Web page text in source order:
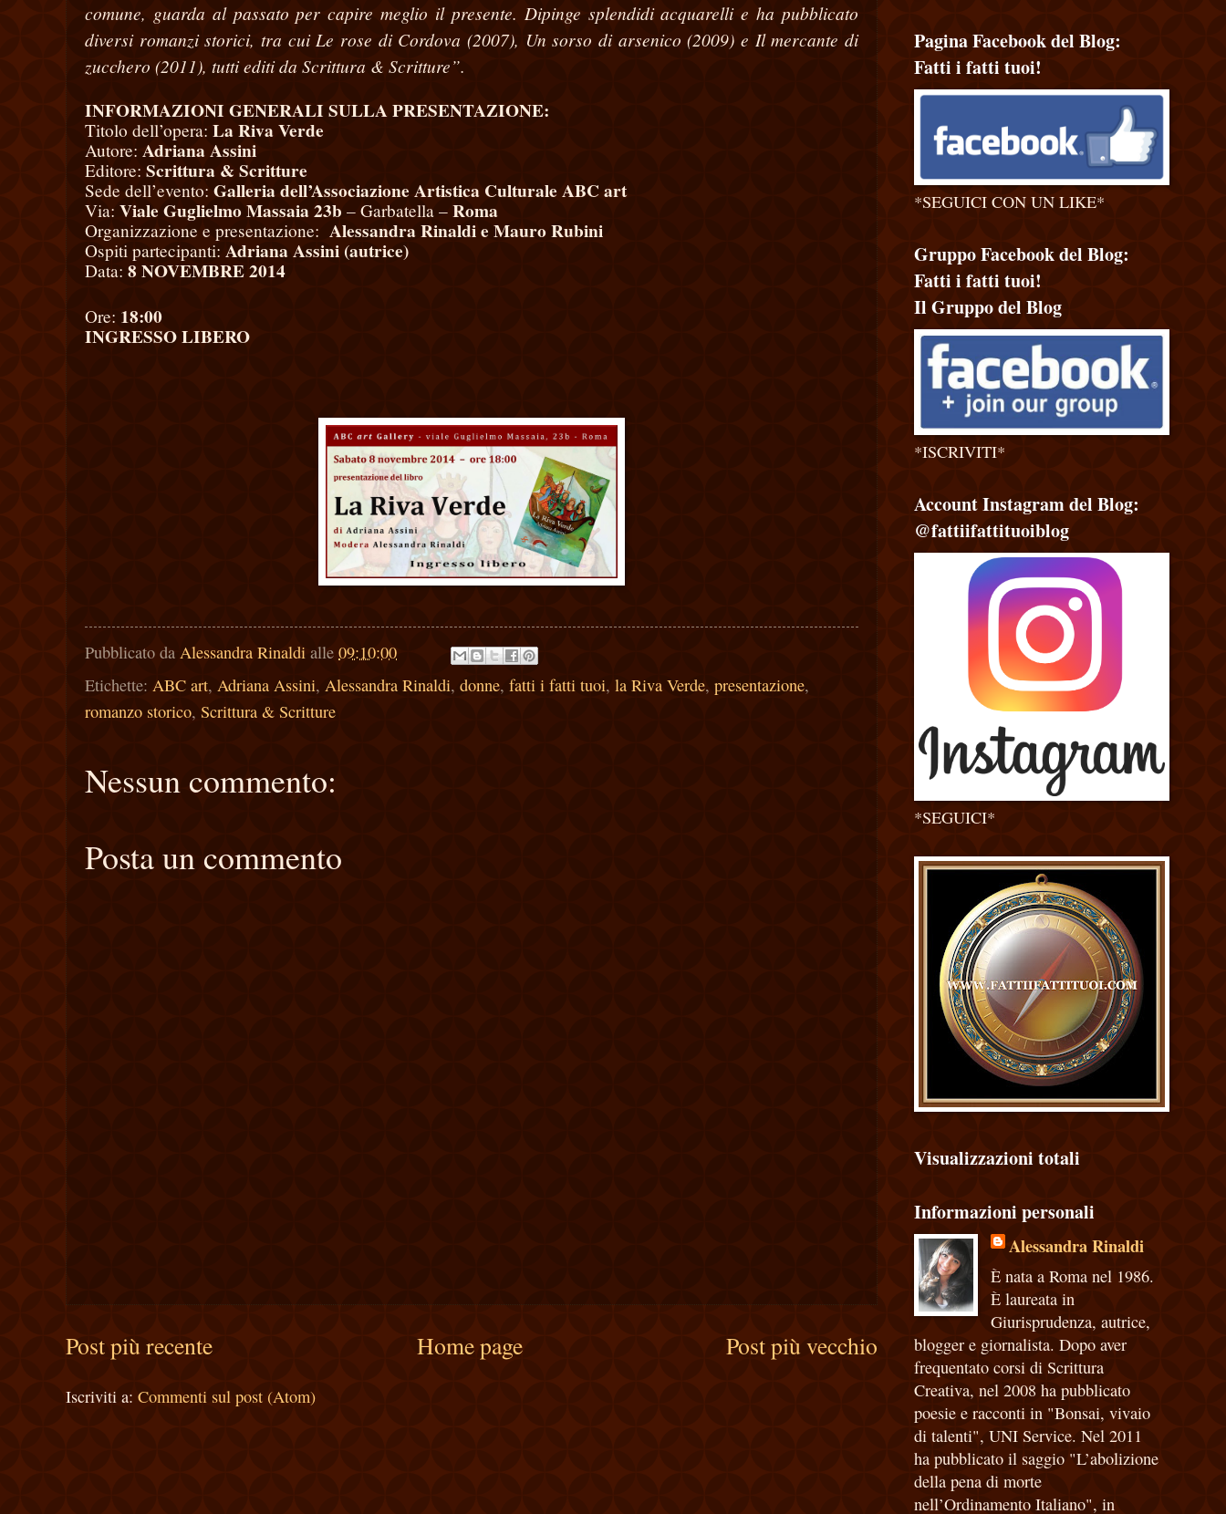
comune, guarda al passato per capire meglio il presente. Dipinge splendidi acquarelli e ha pubblicato
diversi romanzi storici, tra cui Le rose di Cordova (2007), Un sorso di arsenico (2009) e Il mercante di
zucchero (2011), tutti editi da Scrittura & Scritture”.
INFORMAZIONI GENERALI SULLA PRESENTAZIONE:
Titolo dell’opera: La Riva Verde
Autore: Adriana Assini
Editore: Scrittura & Scritture
Sede dell’evento: Galleria dell’Associazione Artistica Culturale ABC art
Via: Viale Guglielmo Massaia 23b – Garbatella – Roma
Organizzazione e presentazione: Alessandra Rinaldi e Mauro Rubini
Ospiti partecipanti: Adriana Assini (autrice)
Data: 8 NOVEMBRE 2014
Ore: 18:00
INGRESSO LIBERO
Pubblicato da Alessandra Rinaldi alle 09:10:00
Etichette: ABC art, Adriana Assini, Alessandra Rinaldi, donne, fatti i fatti tuoi, la Riva Verde, presentazione,
romanzo storico, Scrittura & Scritture
Nessun commento:
Posta un commento
Post più recente Post più vecchio
Home page
Iscriviti a: Commenti sul post (Atom)
Pagina Facebook del Blog:
Fatti i fatti tuoi!
*SEGUICI CON UN LIKE*
Gruppo Facebook del Blog:
Fatti i fatti tuoi!
Il Gruppo del Blog
*ISCRIVITI*
Account Instagram del Blog:
@fattiifattituoiblog
*SEGUICI*
Visualizzazioni totali
Informazioni personali
Alessandra Rinaldi
È nata a Roma nel 1986.
È laureata in
Giurisprudenza, autrice,
blogger e giornalista. Dopo aver
frequentato corsi di Scrittura
Creativa, nel 2008 ha pubblicato
poesie e racconti in "Bonsai, vivaio
di talenti", UNI Service. Nel 2011
ha pubblicato il saggio "L’abolizione
della pena di morte
nell’Ordinamento Italiano", in